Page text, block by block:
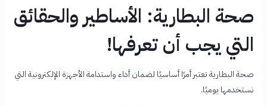
صحة البطارية: الأساطير والحقائق
التي يجب أن تعرفها!
صحة البطارية تعتبر أمرًا أساسيًا لضمان أداء واستدامة الأجهزة الإلكترونية التي
نستخدمها يوميًا.